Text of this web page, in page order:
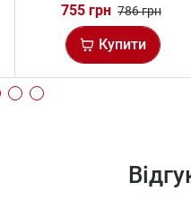
755 грн 786 грн
Купити